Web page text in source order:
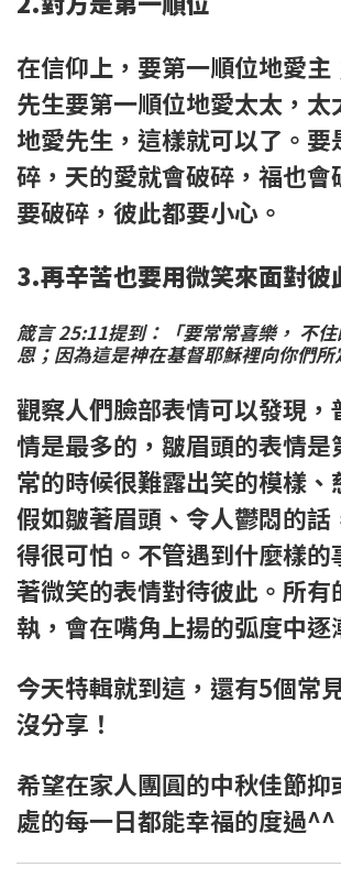
在信仰上，要第一順位地愛主
先生要第一順位地愛太太，太
地愛先生，這樣就可以了。要
碎，天的愛就會破碎，福也會
要破碎，彼此都要小心。
3.再辛苦也要用微笑來面對彼
箴言 25:11提到：「要常常喜樂， 不
恩；因為這是神在基督耶穌裡向你們所
觀察人們臉部表情可以發現，
情是最多的，皺眉頭的表情是
常的時候很難露出笑的模樣、
假如皺著眉頭、令人鬱悶的話
得很可怕。不管遇到什麼樣的
著微笑的表情對待彼此。所有
執，會在嘴角上揚的弧度中逐
今天特輯就到這，還有5個常
沒分享！
希望在家人團圓的中秋佳節抑
處的每一日都能幸福的度過^^